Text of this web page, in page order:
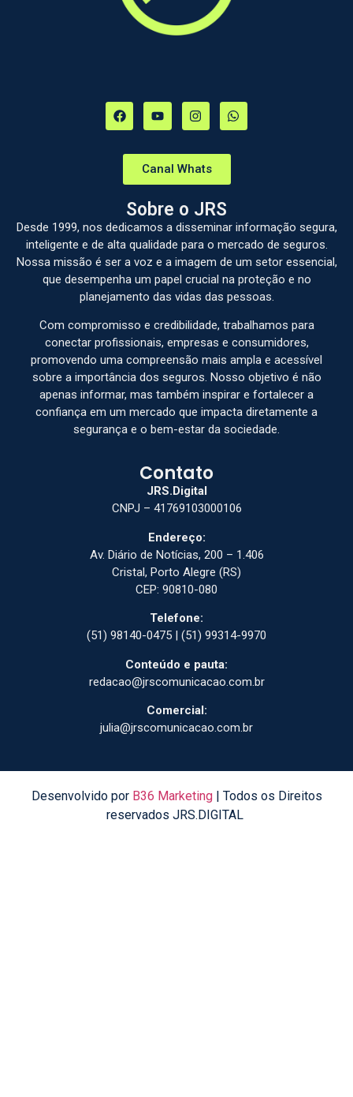
Canal Whats
Sobre o JRS
Desde 1999, nos dedicamos a disseminar informação segura,
inteligente e de alta qualidade para o mercado de seguros.
Nossa missão é ser a voz e a imagem de um setor essencial,
que desempenha um papel crucial na proteção e no
planejamento das vidas das pessoas.
Com compromisso e credibilidade, trabalhamos para
conectar profissionais, empresas e consumidores,
promovendo uma compreensão mais ampla e acessível
sobre a importância dos seguros. Nosso objetivo é não
apenas informar, mas também inspirar e fortalecer a
confiança em um mercado que impacta diretamente a
segurança e o bem-estar da sociedade.
Contato
JRS.Digital
CNPJ – 41769103000106
Endereço:
Av. Diário de Notícias, 200 – 1.406
Cristal, Porto Alegre (RS)
CEP: 90810-080
Telefone:
(51) 98140-0475 | (51) 99314-9970
Conteúdo e pauta:
redacao@jrscomunicacao.com.br
Comercial:
julia@jrscomunicacao.com.br
Desenvolvido por B36 Marketing| Todos os Direitos
reservados JRS.DIGITAL